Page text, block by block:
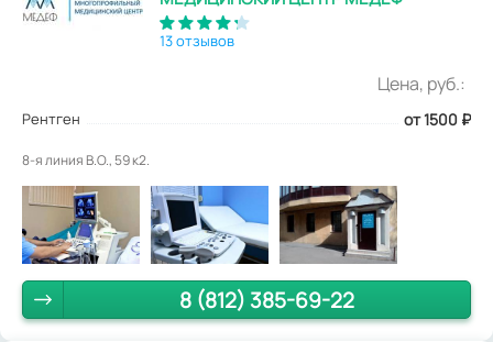
13 отзывов
Цена, руб.:
Рентген от 1500 ₽
8-я линия В.О., 59 к2.
8 (812) 385-69-22